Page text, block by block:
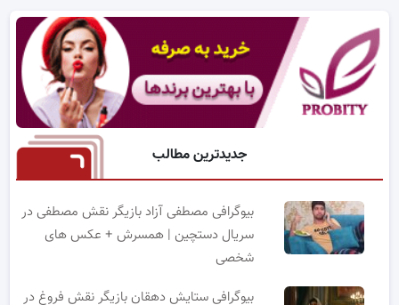
جدیدترین مطالب
بیوگرافی مصطفی آزاد بازیگر نقش مصطفی در
سریال دستچین | همسرش + عکس های
شخصی
بیوگرافی ستایش دهقان بازیگر نقش فروغ در